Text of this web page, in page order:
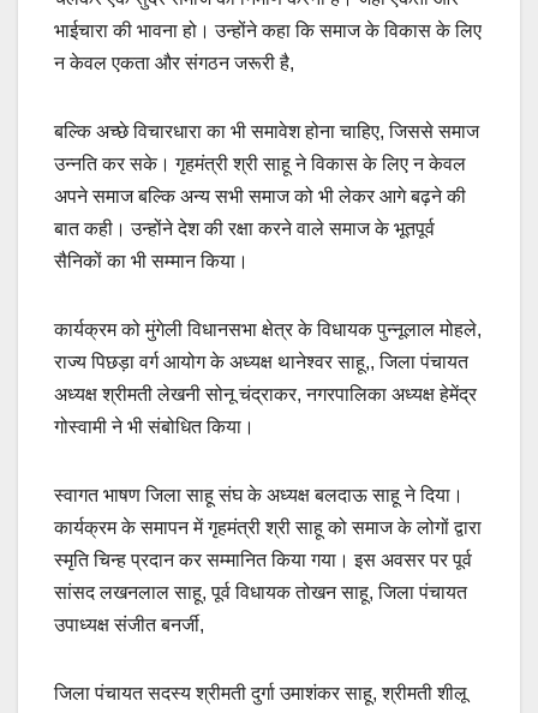
भाईचारा की भावना हो। उन्होंने कहा कि समाज के विकास के लिए
न केवल एकता और संगठन जरूरी है,
बल्कि अच्छे विचारधारा का भी समावेश होना चाहिए, जिससे समाज
उन्नति कर सके। गृहमंत्री श्री साहू ने विकास के लिए न केवल
अपने समाज बल्कि अन्य सभी समाज को भी लेकर आगे बढ़ने की
बात कही। उन्होंने देश की रक्षा करने वाले समाज के भूतपूर्व
सैनिकों का भी सम्मान किया।
कार्यक्रम को मुंगेली विधानसभा क्षेत्र के विधायक पुन्नूलाल मोहले,
राज्य पिछड़ा वर्ग आयोग के अध्यक्ष थानेश्वर साहू,, जिला पंचायत
अध्यक्ष श्रीमती लेखनी सोनू चंद्राकर, नगरपालिका अध्यक्ष हेमेंद्र
गोस्वामी ने भी संबोधित किया।
स्वागत भाषण जिला साहू संघ के अध्यक्ष बलदाऊ साहू ने दिया।
कार्यक्रम के समापन में गृहमंत्री श्री साहू को समाज के लोगों द्वारा
स्मृति चिन्ह प्रदान कर सम्मानित किया गया। इस अवसर पर पूर्व
सांसद लखनलाल साहू, पूर्व विधायक तोखन साहू, जिला पंचायत
उपाध्यक्ष संजीत बनर्जी,
जिला पंचायत सदस्य श्रीमती दुर्गा उमाशंकर साहू, श्रीमती शीलू